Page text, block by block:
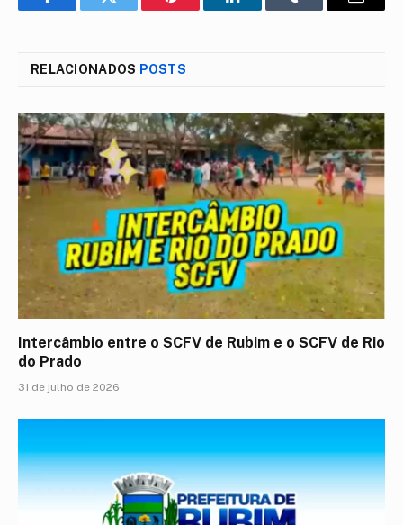
FacebookTwitter Pinterest LinkedInTumblr
E-
RELACIONADOS POSTS
Intercâmbio entre o SCFV de Rubim e o SCFV de Rio
do Prado
31 de julho de 2026